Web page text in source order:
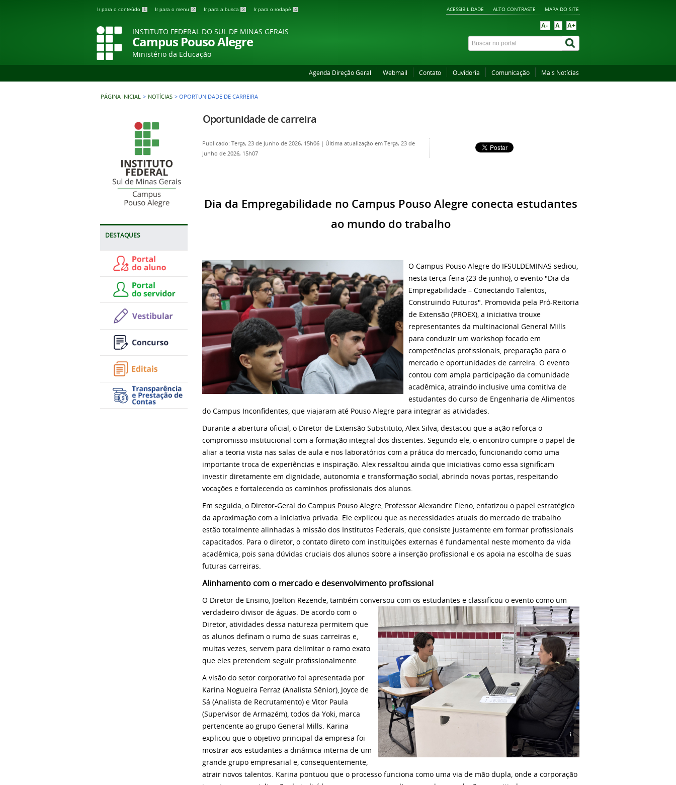
Ir para o conteúdo 1 Ir para o menu 2 Ir para a busca 3 Ir para o rodapé 4 ACESSIBILIDADE ALTO CONTRASTE MAPA DO SITE
INSTITUTO FEDERAL DO SUL DE MINAS GERAIS
Campus Pouso Alegre
Ministério da Educação
A- A A+
Agenda Direção Geral Webmail Contato Ouvidoria Comunicação Mais Notícias
PÁGINA INICIAL > NOTÍCIAS > OPORTUNIDADE DE CARREIRA
DESTAQUES
Oportunidade de carreira
Publicado: Terça, 23 de Junho de 2026, 15h06 | Última atualização em Terça, 23 de
Junho de 2026, 15h07
Dia da Empregabilidade no Campus Pouso Alegre conecta estudantes
ao mundo do trabalho
O Campus Pouso Alegre do IFSULDEMINAS sediou,
nesta terça-feira (23 de junho), o evento "Dia da
Empregabilidade – Conectando Talentos,
Construindo Futuros". Promovida pela Pró-Reitoria
de Extensão (PROEX), a iniciativa trouxe
representantes da multinacional General Mills
para conduzir um workshop focado em
competências profissionais, preparação para o
mercado e oportunidades de carreira. O evento
contou com ampla participação da comunidade
acadêmica, atraindo inclusive uma comitiva de
estudantes do curso de Engenharia de Alimentos
do Campus Inconfidentes, que viajaram até Pouso Alegre para integrar as atividades.
Durante a abertura oficial, o Diretor de Extensão Substituto, Alex Silva, destacou que a ação reforça o
compromisso institucional com a formação integral dos discentes. Segundo ele, o encontro cumpre o papel de
aliar a teoria vista nas salas de aula e nos laboratórios com a prática do mercado, funcionando como uma
importante troca de experiências e inspiração. Alex ressaltou ainda que iniciativas como essa significam
investir diretamente em dignidade, autonomia e transformação social, abrindo novas portas, respeitando
vocações e fortalecendo os caminhos profissionais dos alunos.
Em seguida, o Diretor-Geral do Campus Pouso Alegre, Professor Alexandre Fieno, enfatizou o papel estratégico
da aproximação com a iniciativa privada. Ele explicou que as necessidades atuais do mercado de trabalho
estão totalmente alinhadas à missão dos Institutos Federais, que consiste justamente em formar profissionais
capacitados. Para o diretor, o contato direto com instituições externas é fundamental neste momento da vida
acadêmica, pois sana dúvidas cruciais dos alunos sobre a inserção profissional e os apoia na escolha de suas
futuras carreiras.
Alinhamento com o mercado e desenvolvimento profissional
O Diretor de Ensino, Joelton Rezende, também conversou com os estudantes e classificou o evento como um
verdadeiro divisor de águas. De acordo com o
Diretor, atividades dessa natureza permitem que
os alunos definam o rumo de suas carreiras e,
muitas vezes, servem para delimitar o ramo exato
que eles pretendem seguir profissionalmente.
A visão do setor corporativo foi apresentada por
Karina Nogueira Ferraz (Analista Sênior), Joyce de
Sá (Analista de Recrutamento) e Vitor Paula
(Supervisor de Armazém), todos da Yoki, marca
pertencente ao grupo General Mills. Karina
explicou que o objetivo principal da empresa foi
mostrar aos estudantes a dinâmica interna de um
grande grupo empresarial e, consequentemente,
atrair novos talentos. Karina pontuou que o processo funciona como uma via de mão dupla, onde a corporação